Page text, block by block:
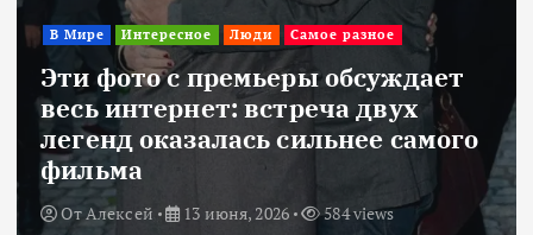
В Мире Интересное Люди Самое разное
Эти фото с премьеры обсуждает
весь интернет: встреча двух
легенд оказалась сильнее самого
фильма
ОтАлексей 13 июня, 2026 584 views